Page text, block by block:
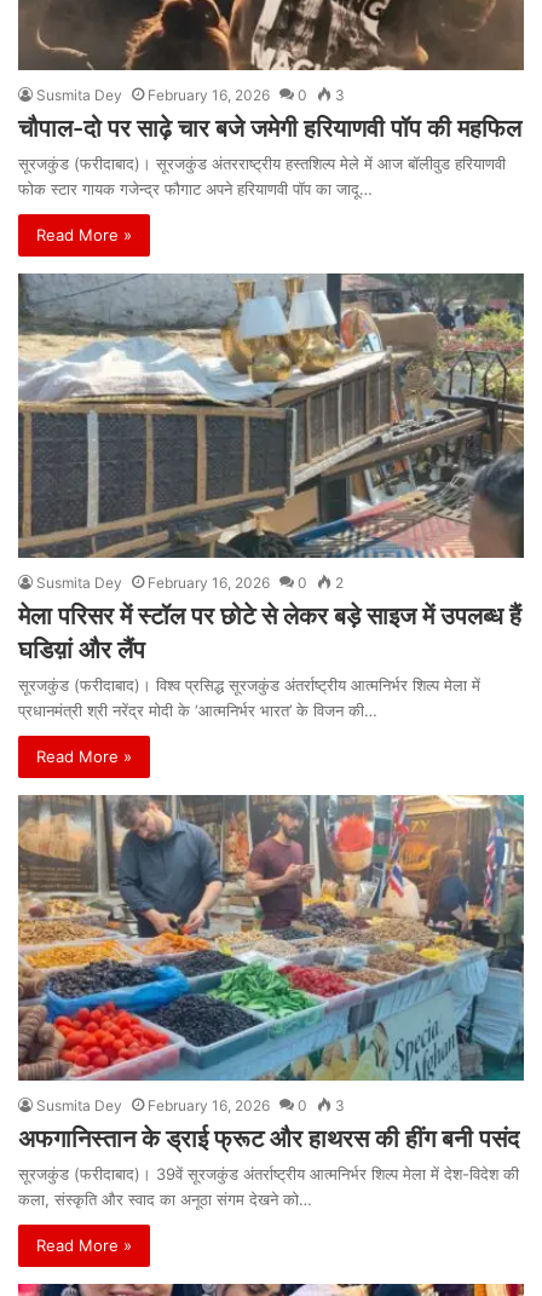
Susmita Dey February 16, 2026 0 3
चौपाल-दो पर साढ़े चार बजे जमेगी हरियाणवी पॉप की महफिल
सूरजकुंड (फरीदाबाद)। सूरजकुंड अंतरराष्ट्रीय हस्तशिल्प मेले में आज बॉलीवुड हरियाणवी
फोक स्टार गायक गजेन्द्र फौगाट अपने हरियाणवी पॉप का जादू…
Read More »
Susmita Dey February 16, 2026 0 2
मेला परिसर में स्टॉल पर छोटे से लेकर बड़े साइज में उपलब्ध हैं
घडिय़ां और लैंप
सूरजकुंड (फरीदाबाद)। विश्व प्रसिद्ध सूरजकुंड अंतर्राष्ट्रीय आत्मनिर्भर शिल्प मेला में
प्रधानमंत्री श्री नरेंद्र मोदी के ‘आत्मनिर्भर भारत’ के विजन की…
Read More »
Susmita Dey February 16, 2026 0 3
अफगानिस्तान के ड्राई फ्रूट और हाथरस की हींग बनी पसंद
सूरजकुंड (फरीदाबाद)। 39वें सूरजकुंड अंतर्राष्ट्रीय आत्मनिर्भर शिल्प मेला में देश-विदेश की
कला, संस्कृति और स्वाद का अनूठा संगम देखने को…
Read More »